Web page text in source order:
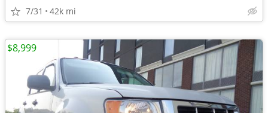
7/31 42k mi
$8,999